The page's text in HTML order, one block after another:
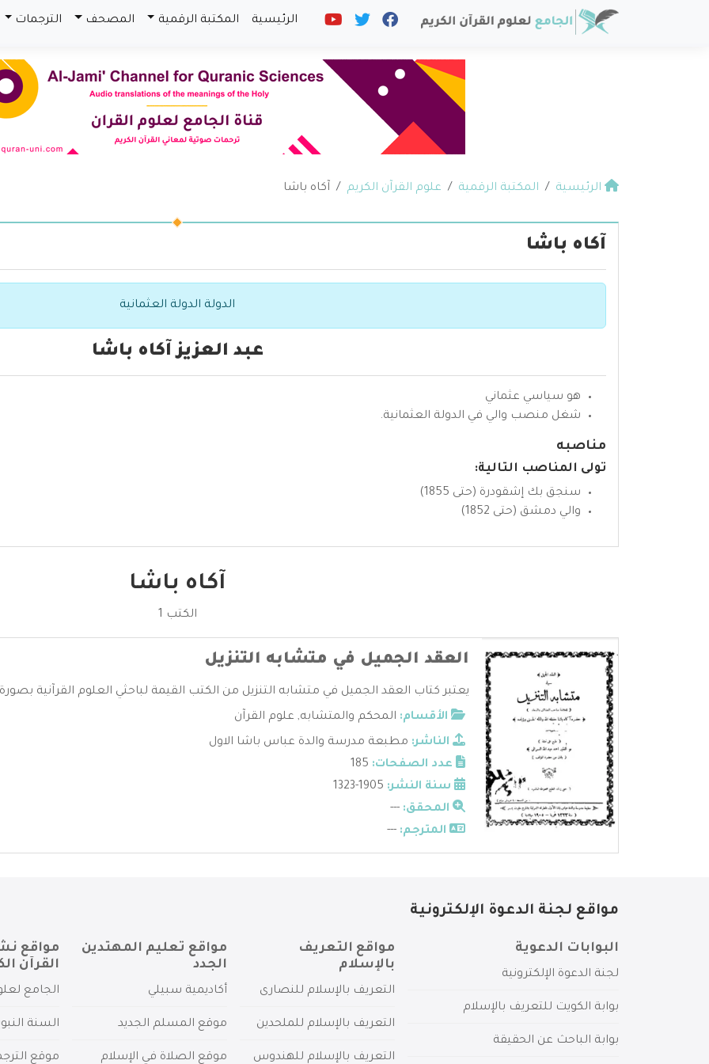
الرئيسية المكتبة الرقمية المصحف الترجمات
الرئيسية المكتبة الرقمية علوم القرآن الكريم آكاه باشا
آكاه باشا
الدولة الدولة العثمانية
عبد العزيز آكاه باشا
هو سياسي عثماني
شغل منصب والي في الدولة العثمانية.
مناصبه
تولى المناصب التالية:
سنجق بك إشقودرة (حتى 1855)
والي دمشق (حتى 1852)
آكاه باشا
الكتب 1
العقد الجميل في متشابه التنزيل
يعتبر كتاب العقد الجميل في متشابه التنزيل من الكتب القيمة لباحثي العلوم القرآنية
الأقسام: المحكم والمتشابه, علوم القرآن
الناشر: مطبعة مدرسة والدة عباس باشا الاول
عدد الصفحات:
سنة النشر:
المحقق: ---
المترجم: ---
مواقع لجنة الدعوة الإلكترونية
البوابات الدعوية
لجنة الدعوة الإلكترونية
بوابة الكويت للتعريف بالإسلام
بوابة الباحث عن الحقيقة
مواقع التعريف
بالإسلام
التعريف بالإسلام للنصارى
التعريف بالإسلام للملحدين
التعريف بالإسلام للهندوس
مواقع تعليم المهتدين
الجدد
أكاديمية سبيلي
موقع المسلم الجديد
موقع الصلاة في الإسلام
مواقع
القرآن
الجامع
السنة
موقع